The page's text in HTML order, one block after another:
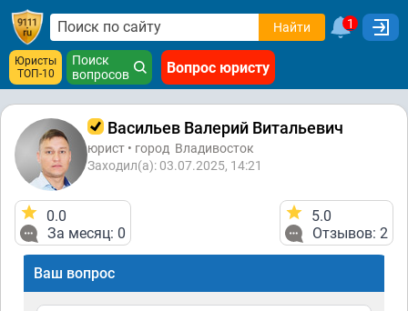
Найти 1
Юристы
ТОП-10
Поиск
вопросов
Вопрос юристу
Васильев Валерий Витальевич
юрист • город Владивосток
Заходил(а): 03.07.2025, 14:21
0.0
За месяц: 0
5.0
Отзывов: 2
Ваш вопрос